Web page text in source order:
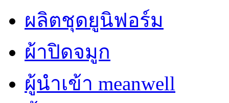
ผลิตชุดยูนิฟอร์ม
ผ้าปิดจมูก
ผู้นำเข้า meanwell